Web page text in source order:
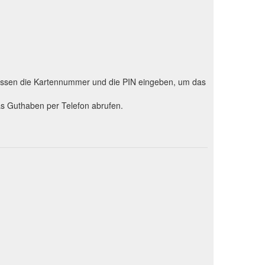
die Kartennummer und die PIN eingeben, um das
Guthaben per Telefon abrufen.